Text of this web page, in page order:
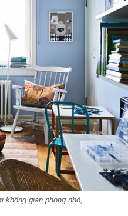
gian phòng nhỏ,